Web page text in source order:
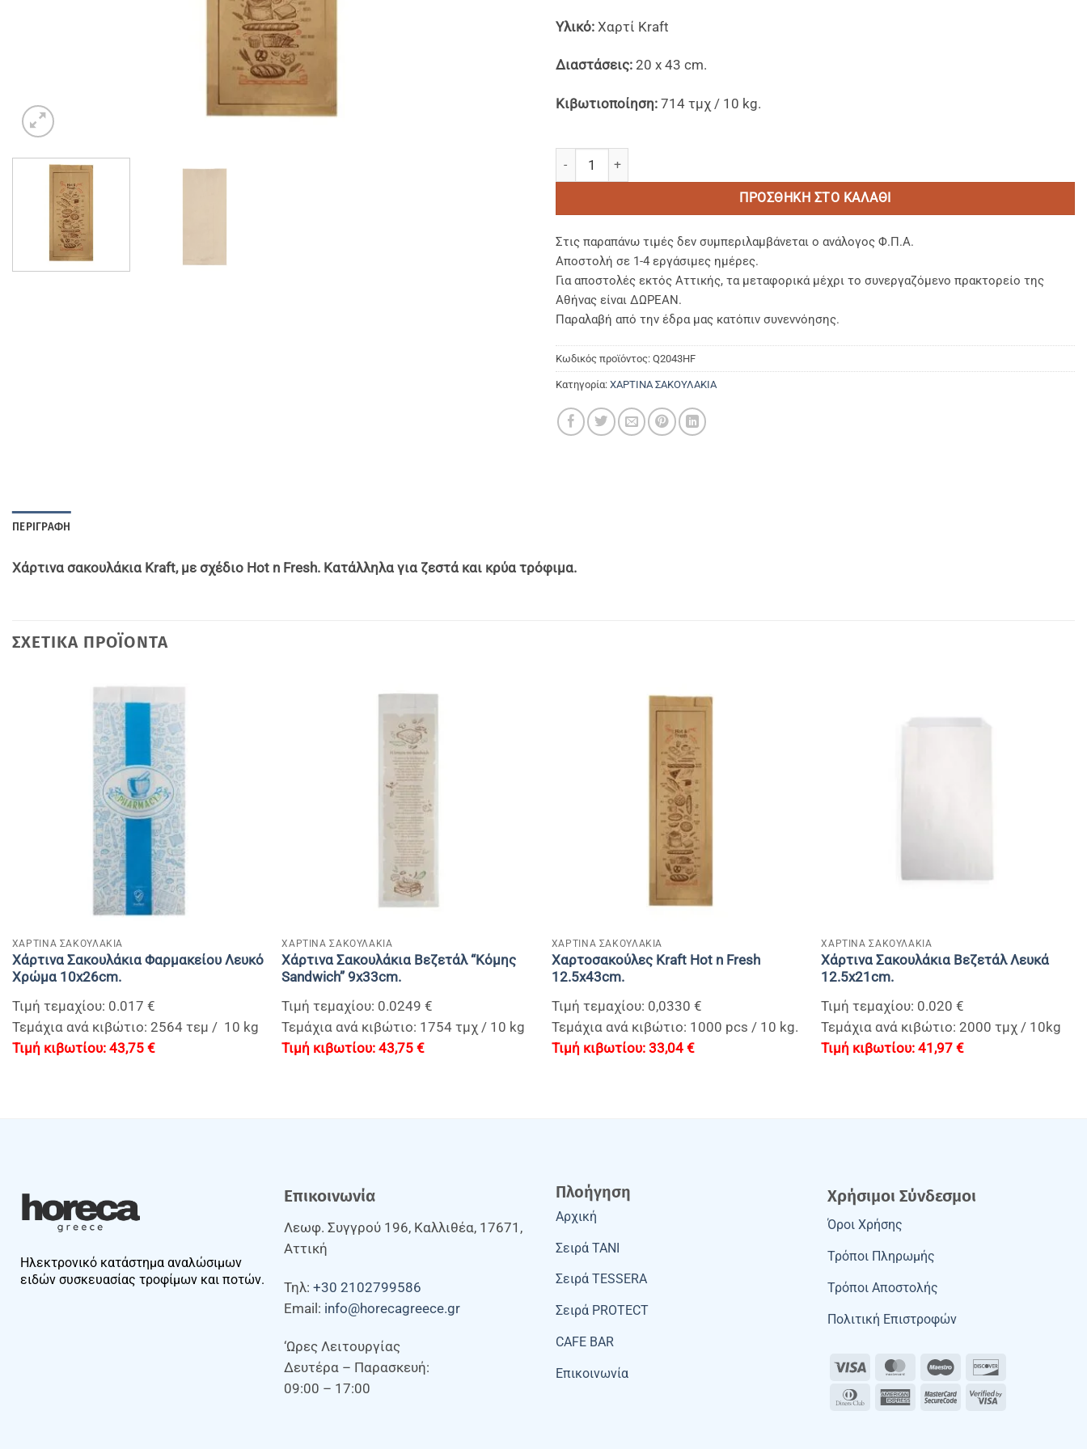
Υλικό: Χαρτί Kraft
Διαστάσεις: 20 x 43 cm.
Κιβωτιοποίηση: 714 τμχ / 10 kg.
ΠΡΟΣΘΉΚΗ ΣΤΟ ΚΑΛΆΘΙ
Στις παραπάνω τιμές δεν συμπεριλαμβάνεται ο ανάλογος Φ.Π.Α.
Αποστολή σε 1-4 εργάσιμες ημέρες.
Για αποστολές εκτός Αττικής, τα μεταφορικά μέχρι το συνεργαζόμενο πρακτορείο της
Αθήνας είναι ΔΩΡΕΑΝ.
Παραλαβή από την έδρα μας κατόπιν συνεννόησης.
Κωδικός προϊόντος: Q2043HF
Κατηγορία: ΧΑΡΤΙΝΑ ΣΑΚΟΥΛΑΚΙΑ
ΠΕΡΙΓΡΑΦΉ
Χάρτινα σακουλάκια Kraft, με σχέδιο Hot n Fresh. Κατάλληλα για ζεστά και κρύα τρόφιμα.
ΣΧΕΤΙΚΆ ΠΡΟΪΌΝΤΑ
ΧΑΡΤΙΝΑ ΣΑΚΟΥΛΑΚΙΑ
Χάρτινα Σακουλάκια Φαρμακείου Λευκό
Χρώμα 10x26cm.
Τιμή τεμαχίου: 0.017 €
Τεμάχια ανά κιβώτιο: 2564 τεμ / 10 kg
43,75 €
ΧΑΡΤΙΝΑ ΣΑΚΟΥΛΑΚΙΑ
Χάρτινα Σακουλάκια Βεζετάλ “Κόμης
Sandwich” 9x33cm.
Τιμή τεμαχίου: 0.0249 €
Τεμάχια ανά κιβώτιο: 1754 τμχ / 10 kg
43,75€
ΧΑΡΤΙΝΑ ΣΑΚΟΥΛΑΚΙΑ
Xαρτοσακούλες Kraft Hot n Fresh
12.5x43cm.
Τιμή τεμαχίου: 0,0330 €
Τεμάχια ανά κιβώτιο: 1000 pcs / 10 kg.
33,04 €
ΧΑΡΤΙΝΑ ΣΑΚΟΥΛΑΚΙΑ
Χάρτινα Σακουλάκια Βεζετάλ Λευκά
12.5x21cm.
Τιμή τεμαχίου: 0.020 €
Τεμάχια ανά κιβώτιο: 2000 τμχ / 10kg
41,97€
Ηλεκτρονικό κατάστημα αναλώσιμων
ειδών συσκευασίας τροφίμων και ποτών.
Επικοινωνία
Λεωφ. Συγγρού 196, Καλλιθέα, 17671,
Αττική
Τηλ: +30 2102799586
Email: info@horecagreece.gr
‘Ωρες Λειτουργίας
Δευτέρα – Παρασκευή:
09:00 – 17:00
Πλοήγηση
Αρχική
Σειρά TANI
Σειρά TESSERA
Σειρά PROTECT
CAFE BAR
Επικοινωνία
Χρήσιμοι Σύνδεσμοι
Όροι Χρήσης
Τρόποι Πληρωμής
Τρόποι Αποστολής
Πολιτική Επιστροφών
Visa MasterCardMaestro
Dinners AmericanMasterCard
Visa